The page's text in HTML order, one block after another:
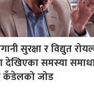
सुरक्षा र विद्युत
देखिएका समस्या
कँडेलको जोड